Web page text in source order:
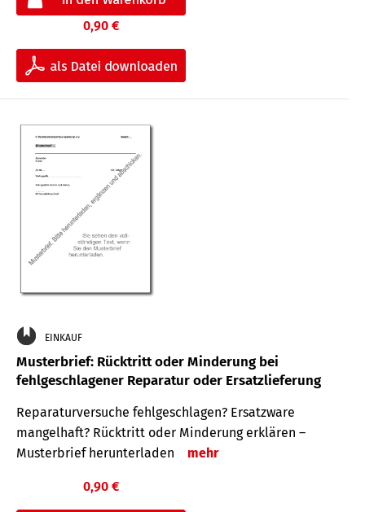
0,90 €
EINKAUF
Musterbrief: Rücktritt oder Minderung bei
fehlgeschlagener Reparatur oder Ersatzlieferung
Reparaturversuche fehlgeschlagen? Ersatzware
mangelhaft? Rücktritt oder Minderung erklären –
Musterbrief herunterladen
mehr
0,90 €